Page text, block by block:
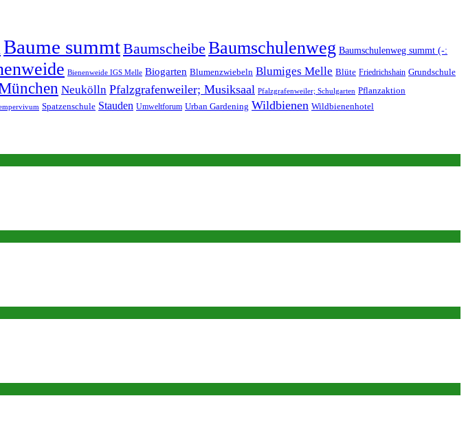
Baume summtBaumscheibe Baumschulenweg Baumschulenweg summt (-:
Bienenweide IGS Melle Biogarten Blumenzwiebeln Blumiges Melle Blüte Friedrichshain Grundschule
Neukölln Pfalzgrafenweiler; Musiksaal Pfalzgrafenweiler; Schulgarten Pflanzaktion
Spatzenschule Stauden Umweltforum Urban Gardening Wildbienen Wildbienenhotel